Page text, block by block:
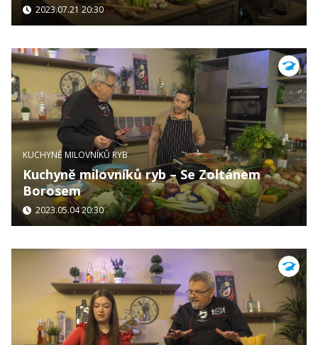
2023.07.21 20:30
KUCHYNĚ MILOVNÍKŮ RYB
Kuchyně milovníků ryb – Se Zoltánem
Borosem
2023.05.04 20:30